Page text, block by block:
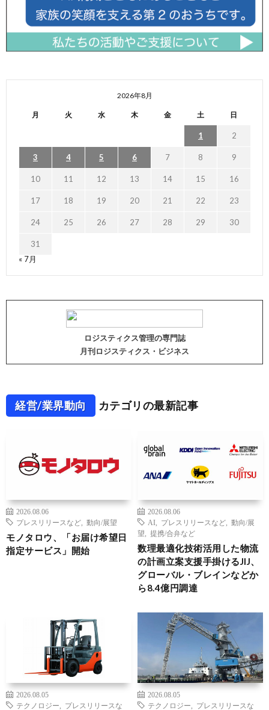
2026年8月
月 火 水 木 金 土 日
1 2
3 4 5 6 7 8 9
10 11 12 13 14 15 16
17 18 19 20 21 22 23
24 25 26 27 28 29 30
31
« 7月
ロジスティクス管理の専門誌
月刊ロジスティクス・ビジネス
経営/業界動向 カテゴリの最新記事
2026.08.06
プレスリリースなど
動向/展望
モノタロウ、「お届け希望日
指定サービス」開始
2026.08.06
AI
プレスリリースなど
動向/展
望
提携/合弁など
数理最適化技術活用した物流
の計画立案支援手掛けるJIJ、
グローバル・ブレインなどか
ら8.4億円調達
2026.08.05
テクノロジー
プレスリリースな
2026.08.05
テクノロジー
プレスリリースな